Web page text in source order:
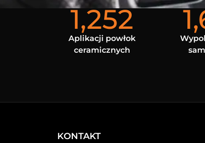
1,252
Aplikacji powłok
ceramicznych
KONTAKT